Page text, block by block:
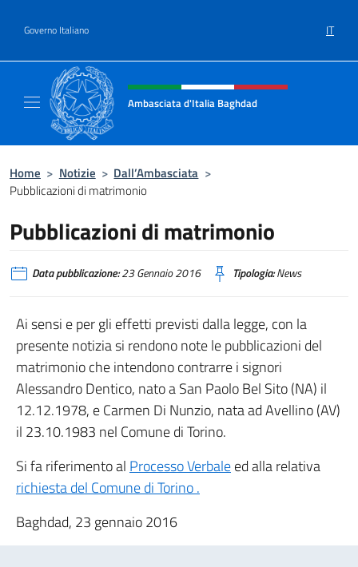
Governo Italiano IT
Intestazione sito, social e menù
Ambasciata d'Italia Baghdad
Home > Notizie > Dall’Ambasciata >
Pubblicazioni di matrimonio
Pubblicazioni di matrimonio
Data pubblicazione:23 Gennaio 2016 Tipologia:News
Ai sensi e per gli effetti previsti dalla legge, con la
presente notizia si rendono note le pubblicazioni del
matrimonio che intendono contrarre i signori
Alessandro Dentico, nato a San Paolo Bel Sito (NA) il
12.12.1978, e Carmen Di Nunzio, nata ad Avellino (AV)
il 23.10.1983 nel Comune di Torino.
Si fa riferimento al Processo Verbaleed alla relativa
richiesta del Comune di Torino .
Baghdad, 23 gennaio 2016